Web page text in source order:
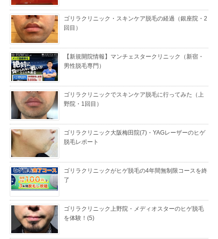
ゴリラクリニック・スキンケア脱毛の経過（銀座院・2
回目）
【新規開院情報】マンチェスタークリニック（新宿・
男性脱毛専門）
ゴリラクリニックでスキンケア脱毛に行ってみた（上
野院・1回目）
ゴリラクリニック大阪梅田院(7)・YAGレーザーのヒゲ
脱毛レポート
ゴリラクリニックがヒゲ脱毛の4年間無制限コースを終
了
ゴリラクリニック上野院・メディオスターのヒゲ脱毛
を体験！(5)